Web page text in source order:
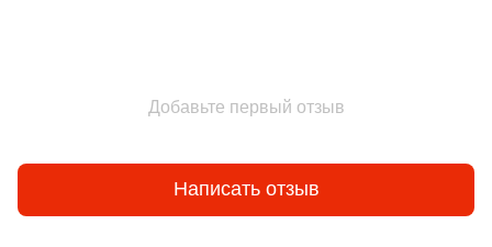
Добавьте первый отзыв
Написать отзыв